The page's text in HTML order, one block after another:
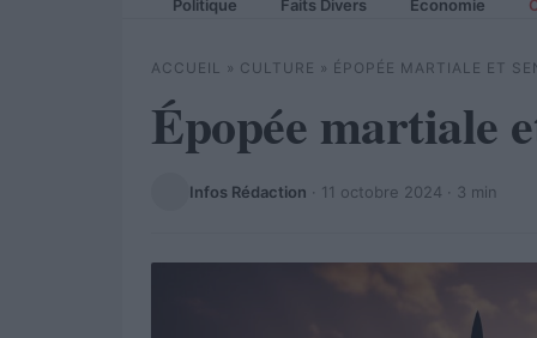
Politique Faits Divers Economie
ACCUEIL » CULTURE » ÉPOPÉE MARTIALE ET
Épopée martiale
Infos Rédaction · 11 octobre 2024 · 3 min